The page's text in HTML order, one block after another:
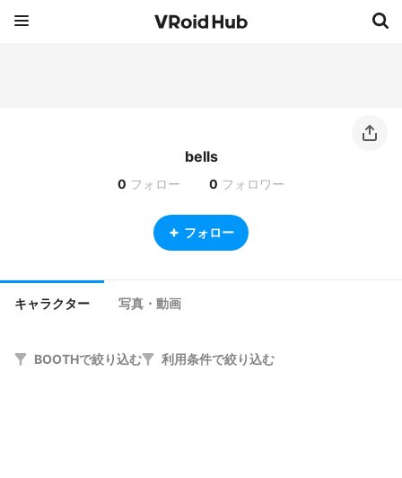
bells
0 フォロー 0 フォロワー
フォロー
キャラクター 写真・動画
BOOTHで絞り込む 利用条件で絞り込む